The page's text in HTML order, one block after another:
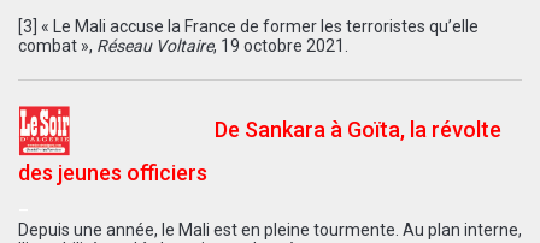
[3 «
Le Mali accuse la France de former les terroristes qu’elle
combat », Réseau Voltaire, 19 octobre 2021.
De Sankara à Goïta, la révolte
des jeunes officiers
Depuis une année, le Mali est en pleine tourmente. Au plan interne,